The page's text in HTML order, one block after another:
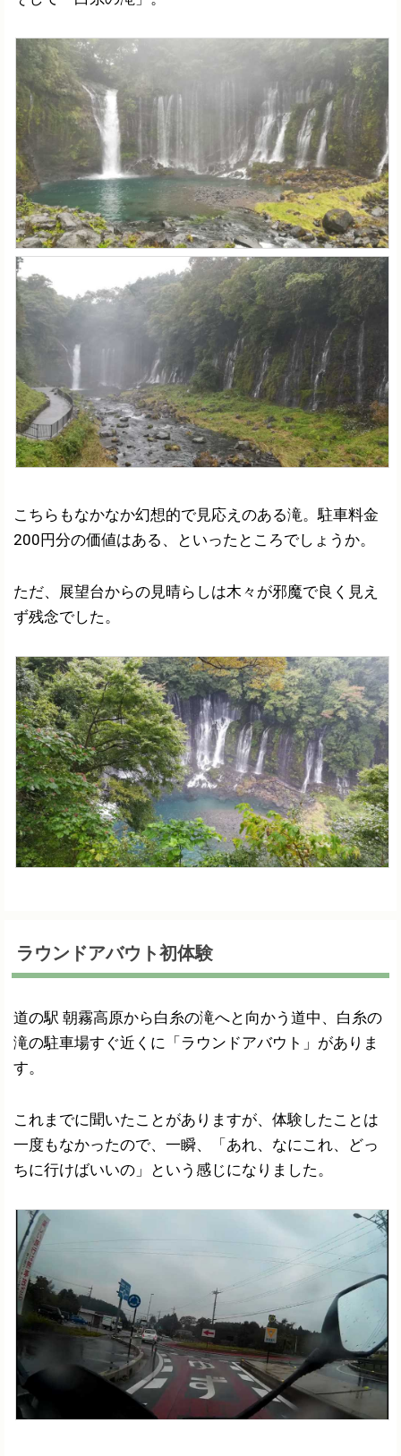
こちらもなかなか幻想的で見応えのある滝。駐車料金
200円分の価値はある、といったところでしょうか。
ただ、展望台からの見晴らしは木々が邪魔で良く見え
ず残念でした。
ラウンドアバウト初体験
道の駅 朝霧高原から白糸の滝へと向かう道中、白糸の
滝の駐車場すぐ近くに「ラウンドアバウト」がありま
す。
これまでに聞いたことがありますが、体験したことは
一度もなかったので、一瞬、「あれ、なにこれ、どっ
ちに行けばいいの」という感じになりました。